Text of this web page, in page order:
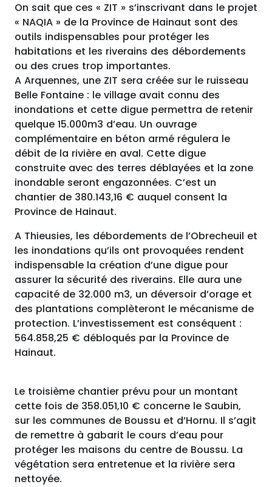
On sait que ces « ZIT » s’inscrivant dans le projet
« NAQIA » de la Province de Hainaut sont des
outils indispensables pour protéger les
habitations et les riverains des débordements
ou des crues trop importantes.
A Arquennes, une ZIT sera créée sur le ruisseau
Belle Fontaine : le village avait connu des
inondations et cette digue permettra de retenir
quelque 15.000m3 d’eau. Un ouvrage
complémentaire en béton armé régulera le
débit de la rivière en aval. Cette digue
construite avec des terres déblayées et la zone
inondable seront engazonnées. C’est un
chantier de 380.143,16 € auquel consent la
Province de Hainaut.
A Thieusies, les débordements de l’Obrecheuil et
les inondations qu’ils ont provoquées rendent
indispensable la création d’une digue pour
assurer la sécurité des riverains. Elle aura une
capacité de 32.000 m3, un déversoir d’orage et
des plantations complèteront le mécanisme de
protection. L’investissement est conséquent :
564.858,25 € débloqués par la Province de
Hainaut.
Le troisième chantier prévu pour un montant
cette fois de 358.051,10 € concerne le Saubin,
sur les communes de Boussu et d’Hornu. Il s’agit
de remettre à gabarit le cours d’eau pour
protéger les maisons du centre de Boussu. La
végétation sera entretenue et la rivière sera
nettoyée.